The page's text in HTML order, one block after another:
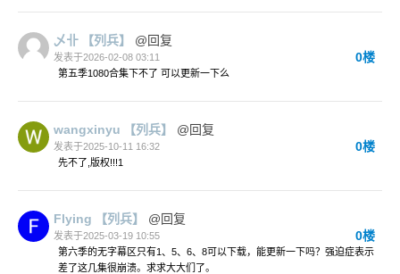
乄卝 【列兵】 @回复
发表于2026-02-08 03:11 0楼
第五季1080合集下不了 可以更新一下么
wangxinyu 【列兵】 @回复
发表于2025-10-11 16:32 0楼
先不了,版权!!!1
Flying 【列兵】 @回复
发表于2025-03-19 10:55 0楼
第六季的无字幕区只有1、5、6、8可以下载，能更新一下吗？强迫症表示
差了这几集很崩溃。求求大大们了。